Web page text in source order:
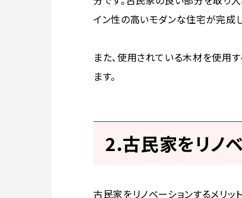
イン性の高いモダンな住宅が完成し
また、使用されている木材を使用
ます。
2.古民家をリノ
古民家をリノベーションするメリッ